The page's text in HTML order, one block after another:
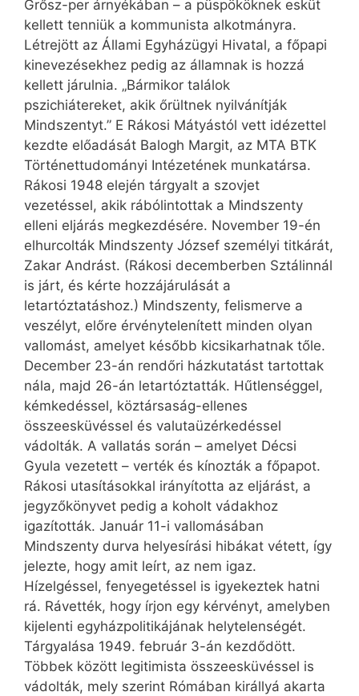
Grősz-per árnyékában – a püspököknek esküt
kellett tenniük a kommunista alkotmányra.
Létrejött az Állami Egyházügyi Hivatal, a főpapi
kinevezésekhez pedig az államnak is hozzá
kellett járulnia. „Bármikor találok
pszichiátereket, akik őrültnek nyilvánítják
Mindszentyt.” E Rákosi Mátyástól vett idézettel
kezdte előadását Balogh Margit, az MTA BTK
Történettudományi Intézetének munkatársa.
Rákosi 1948 elején tárgyalt a szovjet
vezetéssel, akik rábólintottak a Mindszenty
elleni eljárás megkezdésére. November 19-én
elhurcolták Mindszenty József személyi titkárát,
Zakar Andrást. (Rákosi decemberben Sztálinnál
is járt, és kérte hozzájárulását a
letartóztatáshoz.) Mindszenty, felismerve a
veszélyt, előre érvénytelenített minden olyan
vallomást, amelyet később kicsikarhatnak tőle.
December 23-án rendőri házkutatást tartottak
nála, majd 26-án letartóztatták. Hűtlenséggel,
kémkedéssel, köztársaság-ellenes
összeesküvéssel és valutaüzérkedéssel
vádolták. A vallatás során – amelyet Décsi
Gyula vezetett – verték és kínozták a főpapot.
Rákosi utasításokkal irányította az eljárást, a
jegyzőkönyvet pedig a koholt vádakhoz
igazították. Január 11-i vallomásában
Mindszenty durva helyesírási hibákat vétett, így
jelezte, hogy amit leírt, az nem igaz.
Hízelgéssel, fenyegetéssel is igyekeztek hatni
rá. Rávették, hogy írjon egy kérvényt, amelyben
kijelenti egyházpolitikájának helytelenségét.
Tárgyalása 1949. február 3-án kezdődött.
Többek között legitimista összeesküvéssel is
vádolták, mely szerint Rómában királlyá akarta